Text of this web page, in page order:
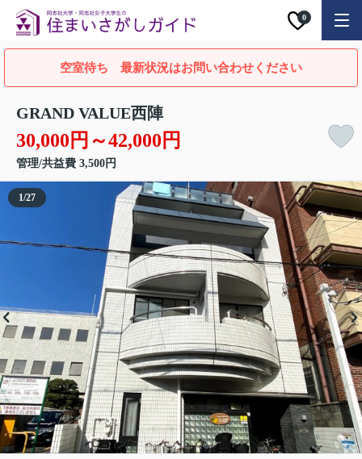
0
空室待ち 最新状況はお問い合わせください
GRAND VALUE西陣
30,000円～42,000円
管理/共益費 3,500円
1/27